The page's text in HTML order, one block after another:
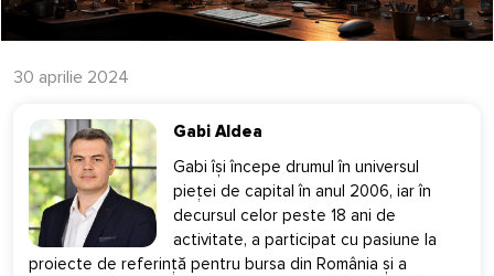
30 aprilie 2024
Gabi Aldea
Gabi își începe drumul în universul
pieței de capital în anul 2006, iar în
decursul celor peste 18 ani de
activitate, a participat cu pasiune la
proiecte de referință pentru bursa din România și a